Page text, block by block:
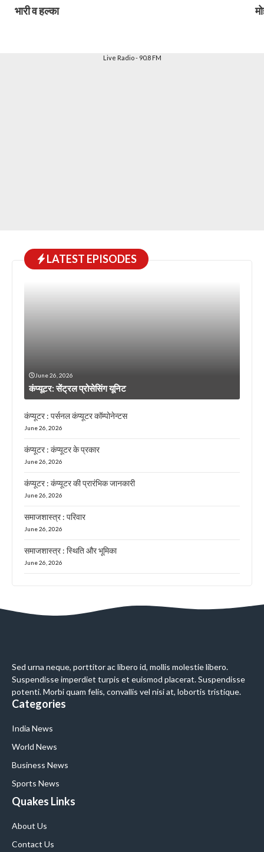
भारी व हल्का
Live Radio - 90.8 FM
LATEST EPISODES
June 26, 2026
कंप्यूटर: सेंट्रल प्रोसेसिंग यूनिट
कंप्यूटर : पर्सनल कंप्यूटर कॉम्पोनेन्टस
June 26, 2026
कंप्यूटर : कंप्यूटर के प्रकार
June 26, 2026
कंप्यूटर : कंप्यूटर की प्रारंभिक जानकारी
June 26, 2026
समाजशास्त्र : परिवार
June 26, 2026
समाजशास्त्र : स्थिति और भूमिका
June 26, 2026
Sed urna neque, porttitor ac libero id, mollis molestie libero.
Suspendisse imperdiet turpis et euismod placerat. Suspendisse
potenti. Morbi quam felis, convallis vel nisi at, lobortis tristique.
Categories
India News
World News
Business News
Sports News
Quakes Links
About Us
Contact Us